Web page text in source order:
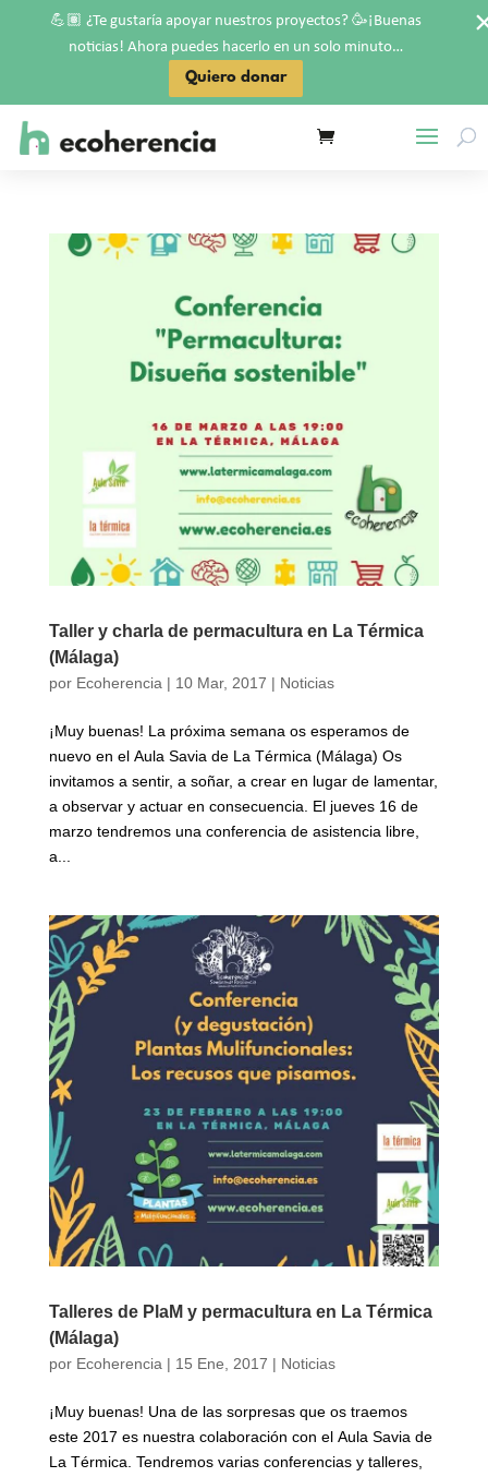
Taller y charla de permacultura en La Térmica
(Málaga)
por Ecoherencia | 10 Mar, 2017 | Noticias
¡Muy buenas! La próxima semana os esperamos de
nuevo en el Aula Savia de La Térmica (Málaga) Os
invitamos a sentir, a soñar, a crear en lugar de lamentar,
a observar y actuar en consecuencia. El jueves 16 de
marzo tendremos una conferencia de asistencia libre,
a...
Talleres de PlaM y permacultura en La Térmica
(Málaga)
por Ecoherencia | 15 Ene, 2017 | Noticias
¡Muy buenas! Una de las sorpresas que os traemos
este 2017 es nuestra colaboración con el Aula Savia de
La Térmica. Tendremos varias conferencias y talleres,
💪🏽 ¿Te gustaría apoyar nuestros proyectos? 🥳¡Buenas
noticias! Ahora puedes hacerlo en un solo minuto…
Quiero donar